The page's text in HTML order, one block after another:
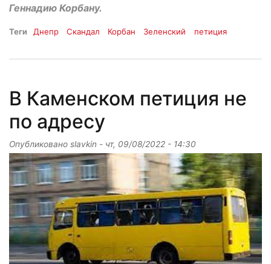
Геннадию Корбану.
Теги Днепр Скандал Корбан Зеленский петиция
В Каменском петиция не
по адресу
Опубликовано slavkin - чт, 09/08/2022 - 14:30